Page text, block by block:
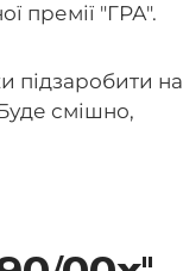
премії "ГРА".
підзаробити на
смішно,